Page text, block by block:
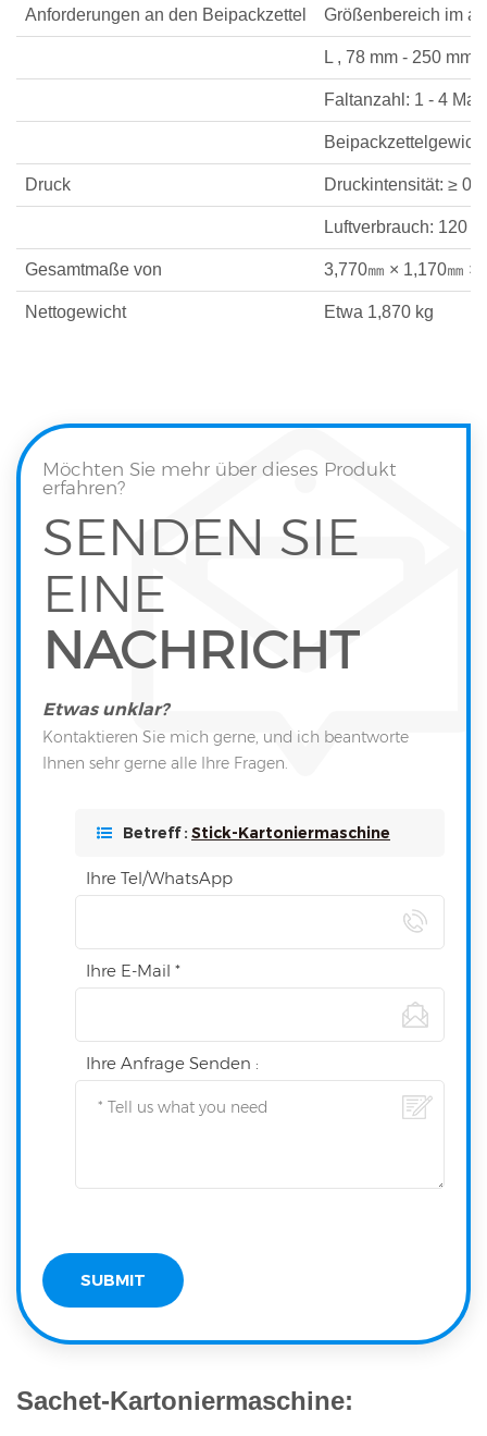
Anforderungen an den Beipackzettel Größenbereich im
L , 78 mm - 250 mm
Faltanzahl: 1 - 4 Mal
Druck Druckintensität: ≥
Luftverbrauch: 120
Gesamtmaße von 3,770㎜ × 1,170㎜ ×
Nettogewicht Etwa 1,870 kg
Möchten Sie mehr über dieses Produkt
erfahren?
SENDEN SIE
EINE
NACHRICHT
Etwas unklar?
Kontaktieren Sie mich gerne, und ich beantworte
Ihnen sehr gerne alle Ihre Fragen.
Betreff : Stick-Kartoniermaschine
Ihre Tel/WhatsApp
Ihre E-Mail *
Ihre Anfrage Senden :
Sachet-Kartoniermaschine: